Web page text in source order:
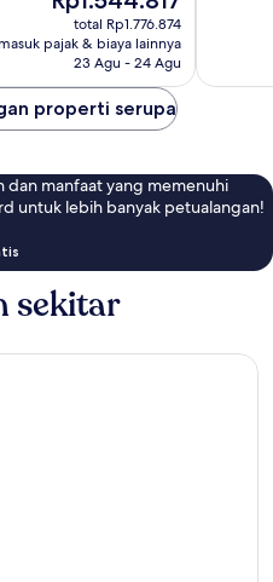
sekarang
Rp1.544.817
total Rp1.776.874
pajak & biaya lainnya
23 Agu - 24 Agu
properti serupa
dan manfaat yang memenuhi
untuk lebih banyak petualangan!
sekitar